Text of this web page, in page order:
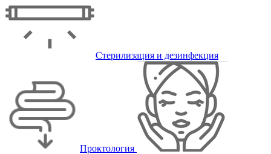
Стерилизация и дезинфекция
Проктология